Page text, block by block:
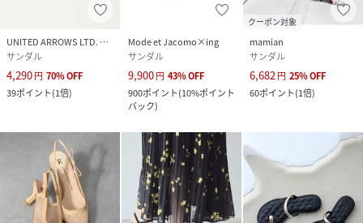
UNITED ARROWS LTD. OUTLET
サンダル
4,290円 70%OFF
39ポイント(1倍)
Mode et Jacomo×ing
サンダル
9,900円 43%OFF
900ポイント(10%ポイント
バック)
クーポン対象
mamian
サンダル
6,682 円 25%OFF
60ポイント(1倍)